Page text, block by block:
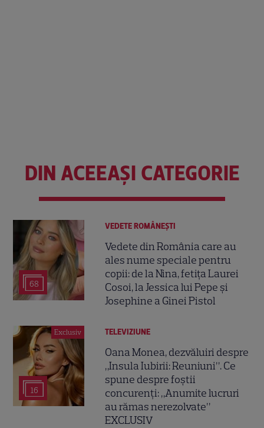
DIN ACEEAȘI CATEGORIE
68
VEDETE ROMÂNEŞTI
Vedete din România care au
ales nume speciale pentru
copii: de la Nina, fetița Laurei
Cosoi, la Jessica lui Pepe și
Josephine a Ginei Pistol
Exclusiv
16
TELEVIZIUNE
Oana Monea, dezvăluiri despre
„Insula Iubirii: Reuniuni”. Ce
spune despre foștii
concurenți: „Anumite lucruri
au rămas nerezolvate”
EXCLUSIV